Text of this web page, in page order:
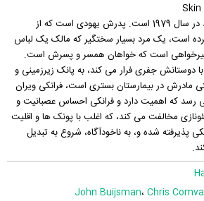
فرانکی یک مرد جوان از هلند در سال 1979 است. پدرش یهودی است که از
است، یک مرد بسیار سختگیر که مالک یک لباس
است که خواهان همسر و پسرش است.
دوستانش جفری فرار می کند، به پانک زیرزمینی و
مادرش در بیمارستان بستری است، فرانکی ویران
که اهمیت دارد و فرانکی احساس عصبانیت و
مخالفت می کند، که اغلب با پونک ها و اقلیت
پذیرفته شده و، به ناخودآگاه، شروع به تبدیل
John Buijsman، Chris